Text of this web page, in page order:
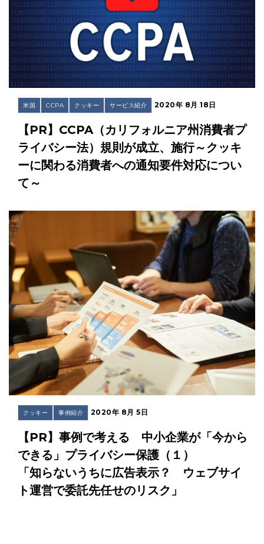
米国 CCPA クッキー サービス紹介 2020年 8月 18日
【PR】CCPA（カリフォルニア州消費者プ
ライバシー法）規則が成立、施行～クッキ
ーに関わる消費者への通知要件対応につい
て～
クッキー 事例紹介 2020年 8月 5日
【PR】事例で考える 中小企業が「今から
できる」プライバシー保護（１）
「知らないうちに広告表示？ ウェブサイ
ト運営で委託先任せのリスク」